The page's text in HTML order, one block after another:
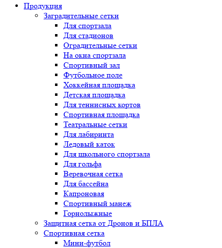
Продукция
Заградительные сетки
Для спортзала
Для стадионов
Оградительные сетки
На окна спортзала
Спортивный зал
Футбольное поле
Хоккейная площадка
Детская площадка
Для теннисных кортов
Спортивная площадка
Театральные сетки
Для лабиринта
Ледовый каток
Для школьного спортзала
Для гольфа
Веревочная сетка
Для бассейна
Капроновая
Спортивный манеж
Горнолыжные
Защитная сетка от Дронов и БПЛА
Спортивная сетка
Мини-футбол